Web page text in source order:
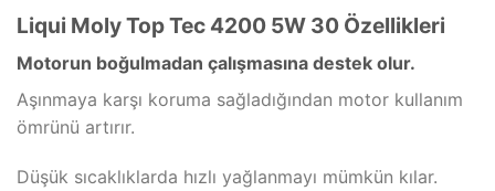
Liqui Moly Top Tec 4200 5W 30 Özellikleri
Motorun boğulmadan çalışmasına destek olur.
Aşınmaya karşı koruma sağladığından motor kullanım
ömrünü artırır.
Düşük sıcaklıklarda hızlı yağlanmayı mümkün kılar.